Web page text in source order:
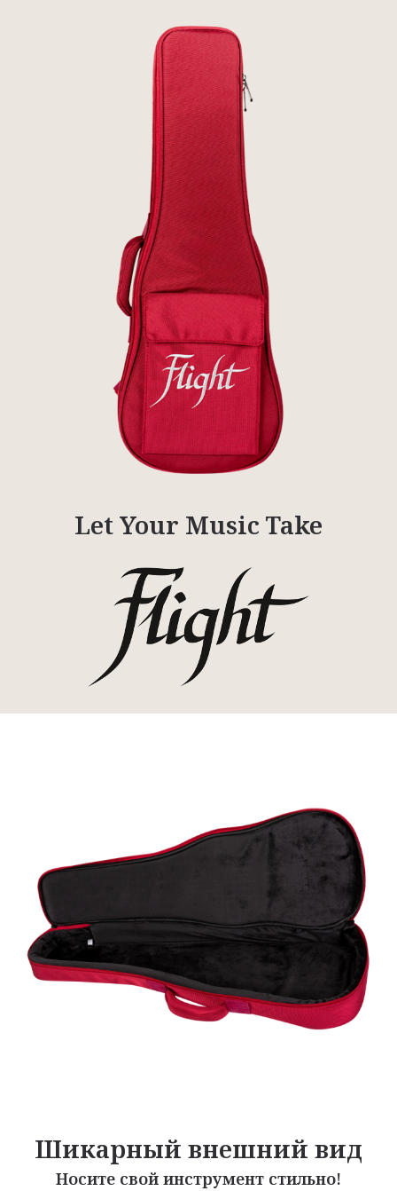
Let Your Music Take
Шикарный внешний вид
Носите свой инструмент стильно!